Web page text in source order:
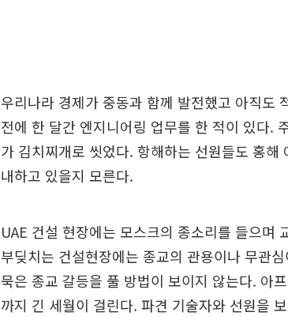
우리나라 경제가 중동과 함께 발전했고 아직도
전에 한 달간 엔지니어링 업무를 한 적이 있다.
가 김치찌개로 씻었다. 항해하는 선원들도 홍
내하고 있을지 모른다.
UAE 건설 현장에는 모스크의 종소리를 들으며
부딪치는 건설현장에는 종교의 관용이나 무관
묵은 종교 갈등을 풀 방법이 보이지 않는다. 아
까지 긴 세월이 걸린다. 파견 기술자와 선원을